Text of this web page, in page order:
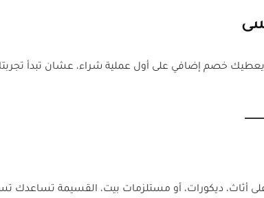
خصم إضافي على أول عملية شراء، عشان تبدأ
أثاث، ديكورات، أو مستلزمات بيت، القسيمة تساعدك